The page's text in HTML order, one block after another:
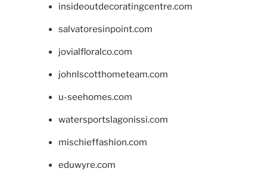
insideoutdecoratingcentre.com
salvatoresinpoint.com
jovialfloralco.com
johnlscotthometeam.com
u-seehomes.com
watersportslagonissi.com
mischieffashion.com
eduwyre.com